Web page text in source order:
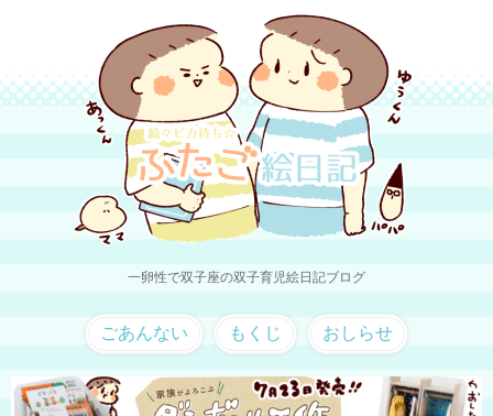
一卵性で双子座の双子育児絵日記ブログ
ごあんない もくじ おしらせ